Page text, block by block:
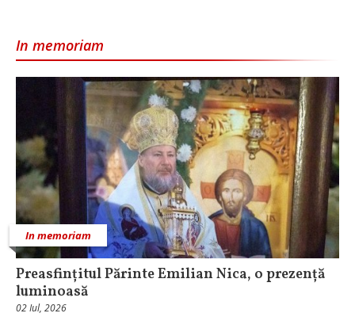
In memoriam
In memoriam
Preasfințitul Părinte Emilian Nica, o prezență
luminoasă
02 Iul, 2026